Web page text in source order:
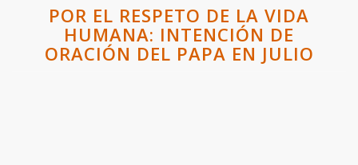
POR EL RESPETO DE LA VIDA
HUMANA: INTENCIÓN DE
ORACIÓN DEL PAPA EN JULIO